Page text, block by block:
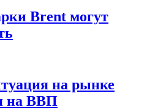
Brent могут
на рынке
на ВВП